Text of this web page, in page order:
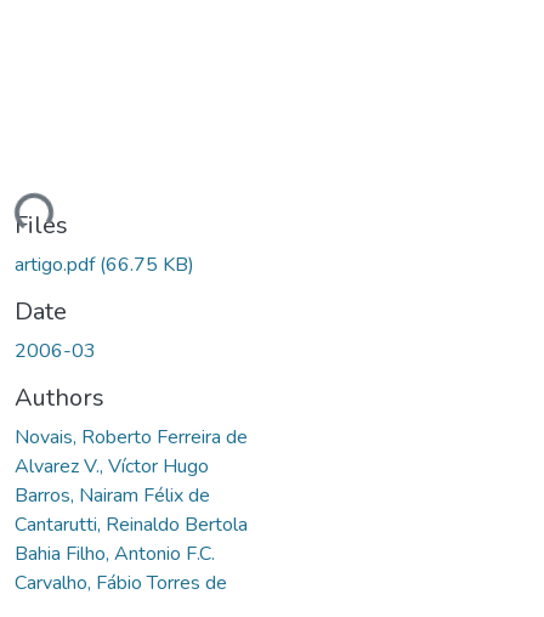
Files
artigo.pdf(66.75 KB)
Date
2006-03
Authors
Novais, Roberto Ferreira de
Alvarez V., Víctor Hugo
Barros, Nairam Félix de
Cantarutti, Reinaldo Bertola
Bahia Filho, Antonio F.C.
Carvalho, Fábio Torres de